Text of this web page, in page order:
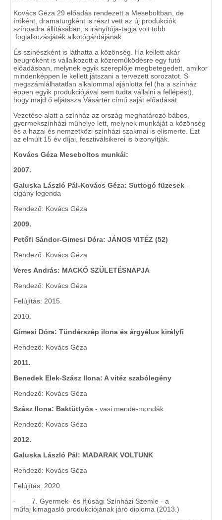
Kovács Géza 29 előadás rendezett a Meseboltban, de
íróként, dramaturgként is részt vett az új produkciók
színpadra állításában, s irányítója-tagja volt több
foglalkozásjáték alkotógárdájának.
És színészként is láthatta a közönség. Ha kellett akár
beugróként is vállalkozott a közreműködésre egy futó
előadásban, melynek egyik szereplője megbetegedett, amikor
mindenképpen le kellett játszani a tervezett sorozatot. S
megszámlálhatatlan alkalommal ajánlotta fel (ha a színház
éppen egyik produkciójával sem tudta vállalni a fellépést),
hogy majd ő eljátssza Vásártér című saját előadását.
Vezetése alatt a színház az ország meghatározó bábos,
gyermekszínházi műhelye lett, melynek munkáját a közönség
és a hazai és nemzetközi színházi szakmai is elismerte. Ezt
az elmúlt 15 év díjai, fesztiválsikerei is bizonyítják.
Kovács Géza Meseboltos munkái:
2007.
Galuska László Pál-Kovács Géza: Suttogó füzesek -
cigány legenda
Rendező: Kovács Géza
2009.
Petőfi Sándor-Gimesi Dóra: JÁNOS VITÉZ (52)
Rendező: Kovács Géza
Veres András: MACKÓ SZÜLETÉSNAPJA
Rendező: Kovács Géza
Felújítás: 2015.
2010.
Gimesi Dóra: Tündérszép ilona és árgyélus királyfi
Rendező: Kovács Géza
2011.
Benedek Elek-Szász Ilona: A vitéz szabólegény
Rendező: Kovács Géza
Szász Ilona: Baktüttyös - vasi mende-mondák
Rendező: Kovács Géza
2012.
Galuska László Pál: MADARAK VOLTUNK
Rendező: Kovács Géza
Felújítás: 2020.
- 7. Gyermek- és Ifjúsági Színházi Szemle - a
műfaj kimagasló produkciójának járó diploma (2013.)